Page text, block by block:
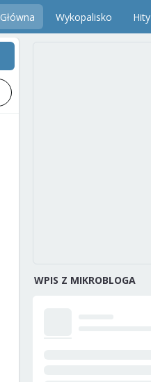
Główna Wykopalisko Hity
WPIS Z MIKROBLOGA